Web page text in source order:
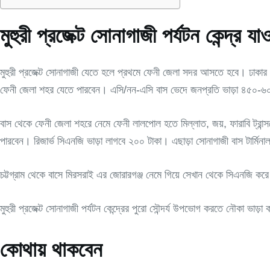
মুহুরী প্রজেক্ট সোনাগাজী পর্যটন কেন্দ্র
মুহুরী প্রজেক্ট সোনাগাজী যেতে হলে প্রথমে ফেনী জেলা সদর আসতে হবে। ঢাকার
ফেনী জেলা শহর যেতে পারবেন। এসি/নন-এসি বাস ভেদে জনপ্রতি ভাড়া ৪৫০-
বাস থেকে ফেনী জেলা শহরে নেমে ফেনী লালপোল হতে মিল্লাত, জয়, ফারাবি
পারবেন। রিজার্ভ সিএনজি ভাড়া লাগবে ২০০ টাকা। এছাড়া সোনাগাজী বাস
চট্টগ্রাম থেকে বাসে মিরসরাই এর জোরারগঞ্জ নেমে গিয়ে সেখান থেকে সিএনজি
মুহুরী প্রজেক্ট সোনাগাজী পর্যটন কেন্দ্রের পুরো সৌন্দর্য উপভোগ করতে নৌকা
কোথায় থাকবেন